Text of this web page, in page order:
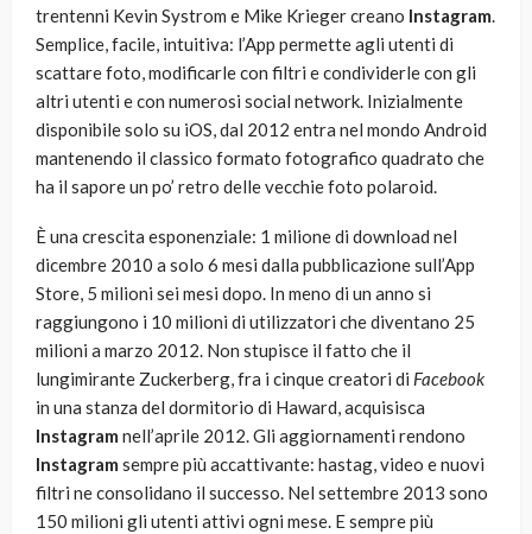
trentenni Kevin Systrom e Mike Krieger creano Instagram.
Semplice, facile, intuitiva: l’App permette agli utenti di
scattare foto, modificarle con filtri e condividerle con gli
altri utenti e con numerosi social network. Inizialmente
disponibile solo su iOS, dal 2012 entra nel mondo Android
mantenendo il classico formato fotografico quadrato che
ha il sapore un po’ retro delle vecchie foto polaroid.
È una crescita esponenziale: 1 milione di download nel
dicembre 2010 a solo 6 mesi dalla pubblicazione sull’App
Store, 5 milioni sei mesi dopo. In meno di un anno si
raggiungono i 10 milioni di utilizzatori che diventano 25
milioni a marzo 2012. Non stupisce il fatto che il
lungimirante Zuckerberg, fra i cinque creatori di Facebook
in una stanza del dormitorio di Haward, acquisisca
Instagram nell’aprile 2012. Gli aggiornamenti rendono
Instagram sempre più accattivante: hastag, video e nuovi
filtri ne consolidano il successo. Nel settembre 2013 sono
150 milioni gli utenti attivi ogni mese. E sempre più